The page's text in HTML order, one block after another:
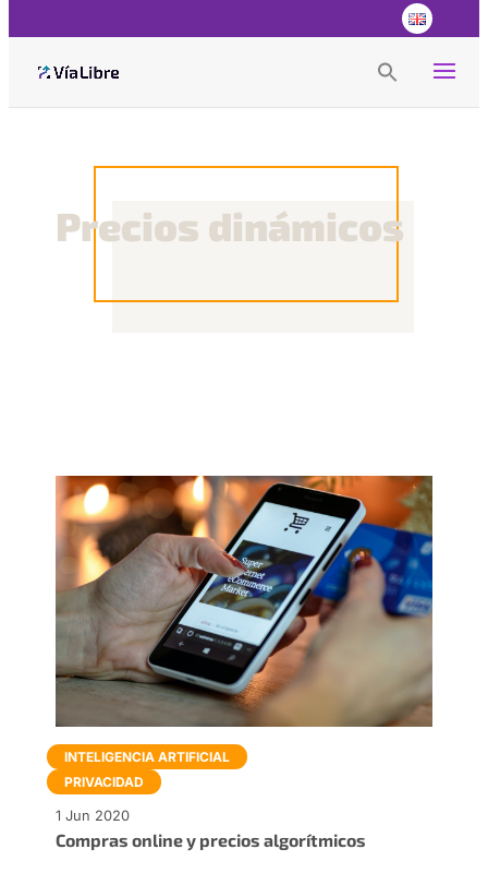
Search Button
Precios dinámicos
Compras online y precios algorítmicos
1 Jun 2020
INTELIGENCIA ARTIFICIAL
PRIVACIDAD